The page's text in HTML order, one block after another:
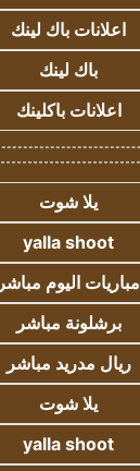
اعلانات باك لينك
باك لينك
اعلانات باكلينك
يلا شوت
yalla shoot
مباريات اليوم مباشر
برشلونة مباشر
ريال مدريد مباشر
يلا شوت
yalla shoot